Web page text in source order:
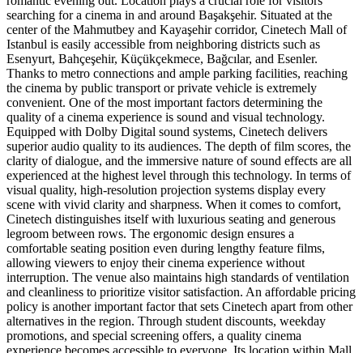
searching for a cinema in and around Başakşehir. Situated at the
center of the Mahmutbey and Kayaşehir corridor, Cinetech Mall of
Istanbul is easily accessible from neighboring districts such as
Esenyurt, Bahçeşehir, Küçükçekmece, Bağcılar, and Esenler.
Thanks to metro connections and ample parking facilities, reaching
the cinema by public transport or private vehicle is extremely
convenient. One of the most important factors determining the
quality of a cinema experience is sound and visual technology.
Equipped with Dolby Digital sound systems, Cinetech delivers
superior audio quality to its audiences. The depth of film scores, the
clarity of dialogue, and the immersive nature of sound effects are all
experienced at the highest level through this technology. In terms of
visual quality, high-resolution projection systems display every
scene with vivid clarity and sharpness. When it comes to comfort,
Cinetech distinguishes itself with luxurious seating and generous
legroom between rows. The ergonomic design ensures a
comfortable seating position even during lengthy feature films,
allowing viewers to enjoy their cinema experience without
interruption. The venue also maintains high standards of ventilation
and cleanliness to prioritize visitor satisfaction. An affordable pricing
policy is another important factor that sets Cinetech apart from other
alternatives in the region. Through student discounts, weekday
promotions, and special screening offers, a quality cinema